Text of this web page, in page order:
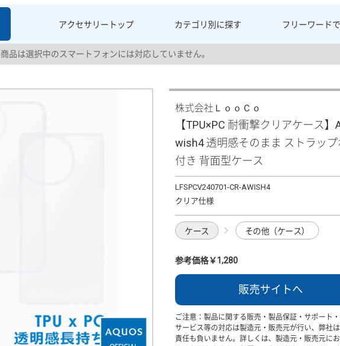
アクセサリー トップ カテゴリ別に探す フリーワード
品は選択中のスマートフォンには対応していません。
株式会社ＬｏｏＣｏ
【TPU×PC 耐衝撃クリアケース】
wish4 透明感そのまま ストラップ
付き 背面型ケース
LFSPCV240701-CR-AWISH4
クリア仕様
ケース その他（ケース）
参考価格￥1,280
販売サイトへ
ご注意：製品に関する販売・製品保証・サポート
サービス等の対応は製造元・販売元が行い、弊社
責任も負いません。詳しくは、製造元・販売元に